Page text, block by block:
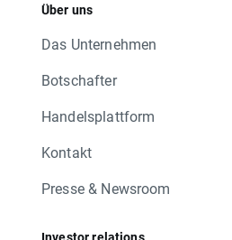
Über uns
Das Unternehmen
Botschafter
Handelsplattform
Kontakt
Presse & Newsroom